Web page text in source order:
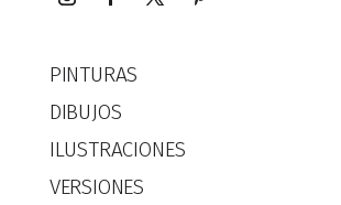
PINTURAS
DIBUJOS
ILUSTRACIONES
VERSIONES